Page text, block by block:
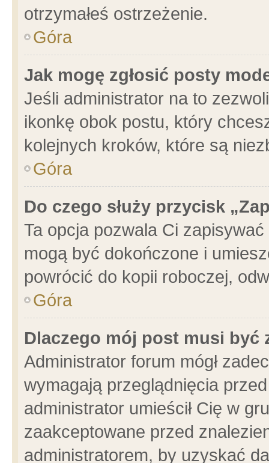
otrzymałeś ostrzeżenie.
Góra
Jak mogę zgłosić posty
Jeśli administrator na to
ikonkę obok postu, który
kolejnych kroków, które są
Góra
Do czego służy przycisk
Ta opcja pozwala Ci
mogą być dokończone i
powrócić do kopii roboczej,
Góra
Dlaczego mój post musi być
Administrator forum mógł
wymagają przeglądnięcia
administrator umieścił Cię w
zaakceptowane przed
administratorem, by uzyskać